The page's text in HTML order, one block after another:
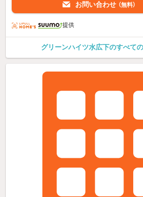
お問い合わせ （無料）
提供
グリーンハイツ水広下のすべて